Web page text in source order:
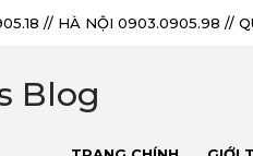
// HÀ NỘI 0903.0905.98 //
Blog